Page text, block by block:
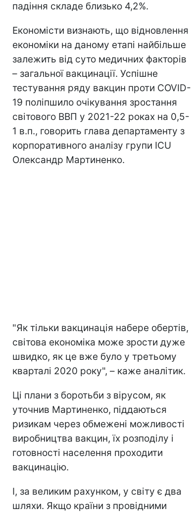
падіння складе близько 4,2%.
Економісти визнають, що відновлення
економіки на даному етапі найбільше
залежить від суто медичних факторів
– загальної вакцинації. Успішне
тестування ряду вакцин проти COVID-
19 поліпшило очікування зростання
світового ВВП у 2021-22 роках на 0,5-
1 в.п., говорить глава департаменту з
корпоративного аналізу групи ICU
Олександр Мартиненко.
"Як тільки вакцинація набере обертів,
світова економіка може зрости дуже
швидко, як це вже було у третьому
кварталі 2020 року", – каже аналітик.
Ці плани з боротьби з вірусом, як
уточнив Мартиненко, піддаються
ризикам через обмежені можливості
виробництва вакцин, їх розподілу і
готовності населення проходити
вакцинацію.
І, за великим рахунком, у світу є два
шляхи. Якщо країни з провідними